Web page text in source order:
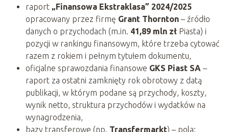
raport „Finansowa Ekstraklasa” 2024/2025
opracowany przez firmę Grant Thornton– źródło
danych o przychodach (m.in. 41,89 mln złPiasta) i
pozycji w rankingu finansowym, które trzeba cytować
razem z rokiem i pełnym tytułem dokumentu,
oficjalne sprawozdania finansowe GKS Piast SA –
raport za ostatni zamknięty rok obrotowy z datą
publikacji, w którym podane są przychody, koszty,
wynik netto, struktura przychodów i wydatków na
wynagrodzenia,
bazy transferowe (np. Transfermarkt) – pola: